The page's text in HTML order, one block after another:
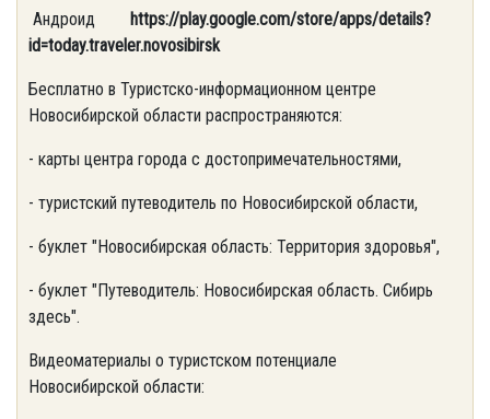
Андроид
https://play.google.com/store/apps/details?
id=today.traveler.novosibirsk
Бесплатно в Туристско-информационном центре
Новосибирской области распространяются:
- карты центра города с достопримечательностями,
- туристский путеводитель по Новосибирской области,
- буклет "Новосибирская область: Территория здоровья",
- буклет "Путеводитель: Новосибирская область. Сибирь
здесь".
Видеоматериалы о туристском потенциале
Новосибирской области: